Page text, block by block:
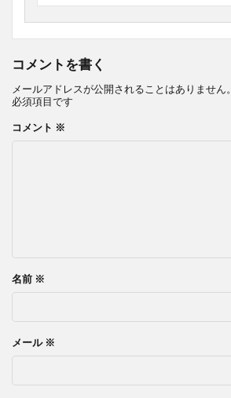
コメントを書く
メールアドレスが公開されることはありません。
必須項目です
コメント ※
名前 ※
メール ※